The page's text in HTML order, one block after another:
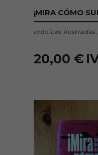
¡MIRA CÓMO
crónicas ilustradas
20,00 €